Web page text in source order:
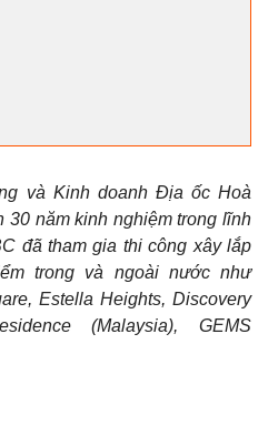
SỐ
HOẢNG LƯƠNG THỰC?
TĂNG CAO
– ĐỘNG LỰC TĂNG TRƯỞNG
THỨC GIẤC
và Kinh doanh Địa ốc Hoà
30 năm kinh nghiệm trong lĩnh
đã tham gia thi công xây lắp
trong và ngoài nước như
Estella Heights, Discovery
(Malaysia), GEMS